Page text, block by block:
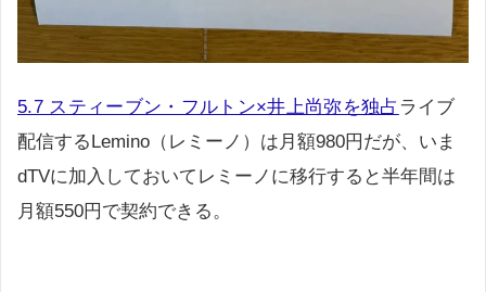
5.7 スティーブン・フルトン×井上尚弥を独占 ライブ
配信するLemino（レミーノ）は月額980円だが、いま
dTVに加入しておいてレミーノに移行すると半年間は
月額550円で契約できる。